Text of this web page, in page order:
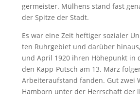
ger­meis­ter. Mül­hens stand fast
der Spit­ze der Stadt.
Es war ei­ne Zeit hef­ti­ger so­zia­ler
ten Ruhr­ge­biet und dar­über
und April 1920 ih­ren Hö­he­punkt in
den Kapp-Putsch am 13. März
Arbeiteraufstand fan­den. Gut zwei
Ham­born un­ter der Herr­schaft der